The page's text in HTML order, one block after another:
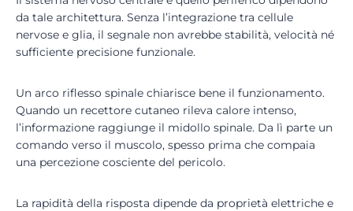
da tale architettura. Senza l’integrazione tra cellule
nervose e glia, il segnale non avrebbe stabilità, velocità né
sufficiente precisione funzionale.
Un arco riflesso spinale chiarisce bene il funzionamento.
Quando un recettore cutaneo rileva calore intenso,
l’informazione raggiunge il midollo spinale. Da lì parte un
comando verso il muscolo, spesso prima che compaia
una percezione cosciente del pericolo.
La rapidità della risposta dipende da proprietà elettriche e